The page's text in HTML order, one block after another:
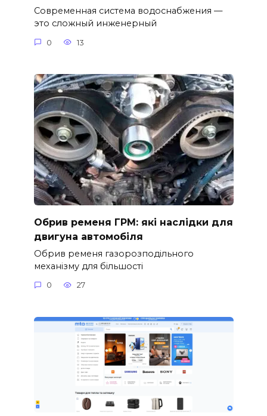
Современная система водоснабжения —
это сложный инженерный
0 13
Обрив ременя ГРМ: які наслідки для
двигуна автомобіля
Обрив ременя газорозподільного
механізму для більшості
0 27